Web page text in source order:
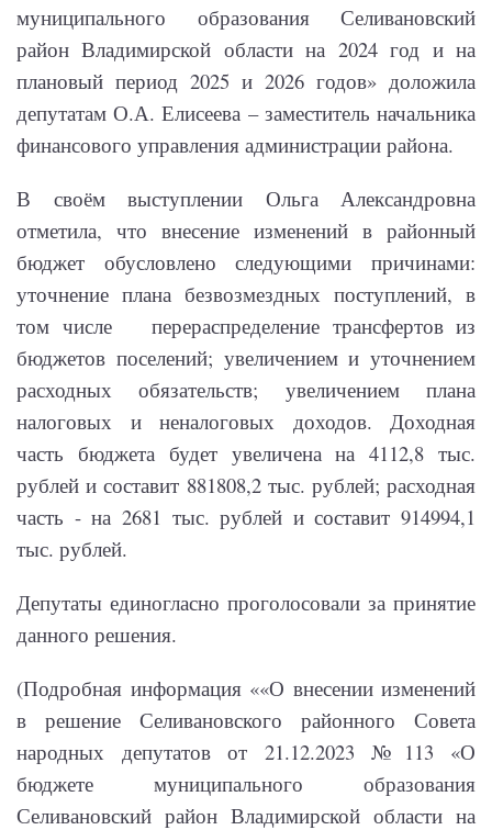
муниципального образования Селивановский
район Владимирской области на 2024 год и на
плановый период 2025 и 2026 годов» доложила
депутатам О.А. Елисеева – заместитель начальника
финансового управления администрации района.
В своём выступлении Ольга Александровна
отметила, что внесение изменений в районный
бюджет обусловлено следующими причинами:
уточнение плана безвозмездных поступлений, в
том числе перераспределение трансфертов из
бюджетов поселений; увеличением и уточнением
расходных обязательств; увеличением плана
налоговых и неналоговых доходов. Доходная
часть бюджета будет увеличена на 4112,8 тыс.
рублей и составит 881808,2 тыс. рублей; расходная
часть - на 2681 тыс. рублей и составит 914994,1
тыс. рублей.
Депутаты единогласно проголосовали за принятие
данного решения.
(Подробная информация ««О внесении изменений
в решение Селивановского районного Совета
народных депутатов от 21.12.2023 №113 «О
бюджете муниципального образования
Селивановский район Владимирской области на